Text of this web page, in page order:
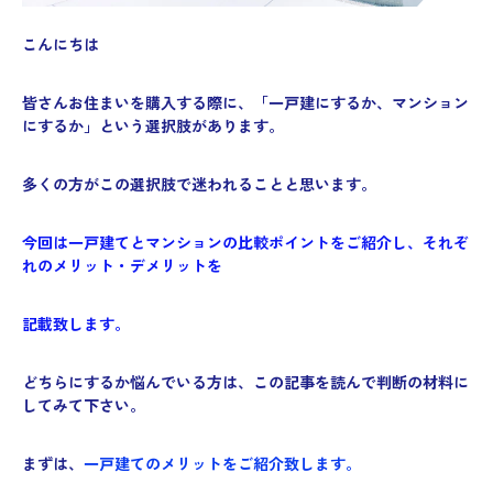
こんにちは
皆さんお住まいを購入する際に、「一戸建にするか、マンション
にするか」という選択肢があります。
多くの方がこの選択肢で迷われることと思います。
今回は一戸建てとマンションの比較ポイントをご紹介し、それぞ
れのメリット・デメリットを
記載致します。
どちらにするか悩んでいる方は、この記事を読んで判断の材料に
してみて下さい。
まずは、 一戸建てのメリットをご紹介致します。